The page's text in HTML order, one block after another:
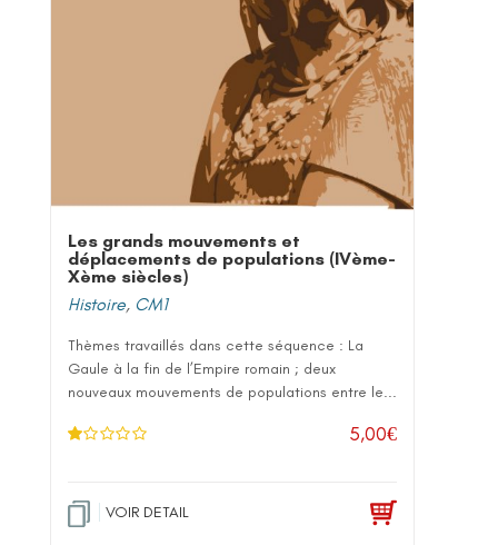
Les grands mouvements et
déplacements de populations (IVème-
Xème siècles)
Histoire, CM1
Thèmes travaillés dans cette séquence : La
Gaule à la fin de l’Empire romain ; deux
nouveaux mouvements de populations entre le...
.0
5,00€
VOIR DETAIL